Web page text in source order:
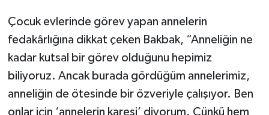
Çocuk evlerinde görev yapan annelerin
fedakârlığına dikkat çeken Bakbak, “Anneliğin ne
kadar kutsal bir görev olduğunu hepimiz
biliyoruz. Ancak burada gördüğüm annelerimiz,
anneliğin de ötesinde bir özveriyle çalışıyor. Ben
onlar için ‘annelerin karesi’ diyorum. Çünkü hem
Yemek